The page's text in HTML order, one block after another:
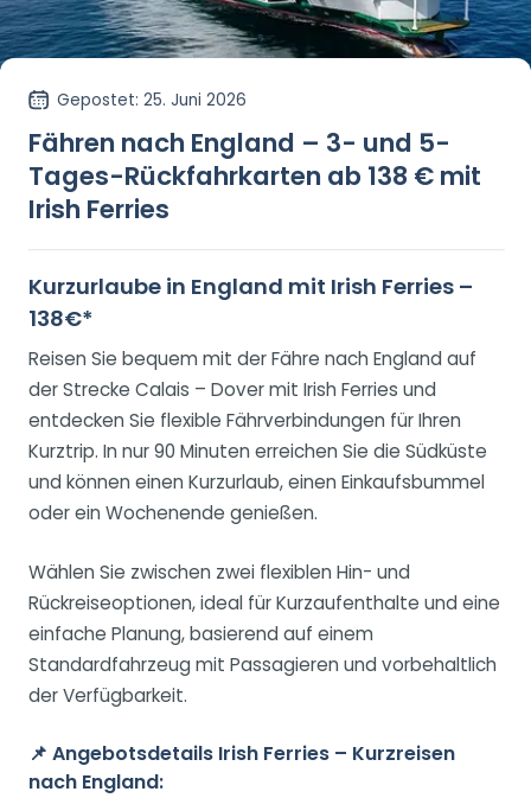
Gepostet: 25. Juni 2026
Fähren nach England – 3- und 5-
Tages-Rückfahrkarten ab 138 € mit
Irish Ferries
Kurzurlaube in England mit Irish Ferries –
138€*
Reisen Sie bequem mit der Fähre nach England auf
der Strecke Calais – Dover mit Irish Ferries und
entdecken Sie flexible Fährverbindungen für Ihren
Kurztrip. In nur 90 Minuten erreichen Sie die Südküste
und können einen Kurzurlaub, einen Einkaufsbummel
oder ein Wochenende genießen.
Wählen Sie zwischen zwei flexiblen Hin- und
Rückreiseoptionen, ideal für Kurzaufenthalte und eine
einfache Planung, basierend auf einem
Standardfahrzeug mit Passagieren und vorbehaltlich
der Verfügbarkeit.
📌 Angebotsdetails Irish Ferries – Kurzreisen
nach England: